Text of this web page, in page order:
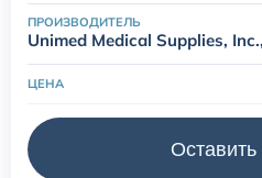
ПРОИЗВОДИТЕЛЬ
Unimed Medical Supplies,
ЦЕНА
Оставить
Расходные материалы для
Расходные материалы к